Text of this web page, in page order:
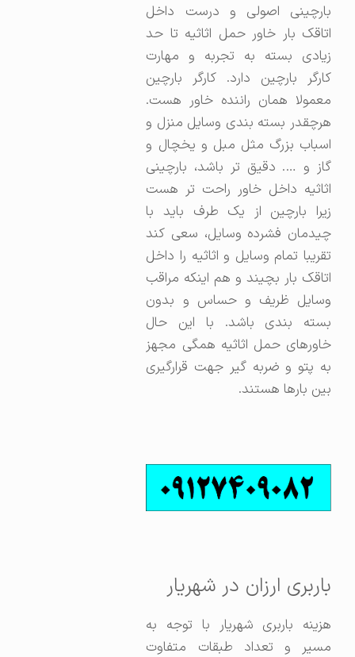
بارچینی اصولی و درست داخل
اتاقک بار خاور حمل اثاثیه تا حد
زیادی بسته به تجربه و مهارت
کارگر بارچین دارد. کارگر بارچین
معمولا همان راننده خاور هست.
هرچقدر بسته بندی وسایل منزل و
اسباب بزرگ مثل مبل و یخچال و
گاز و …. دقیق تر باشد، بارچینی
اثاثیه داخل خاور راحت تر هست
زیرا بارچین از یک طرف باید با
چیدمان فشرده وسایل، سعی کند
تقریبا تمام وسایل و اثاثیه را داخل
اتاقک بار بچیند و هم اینکه مراقب
وسایل ظریف و حساس و بدون
بسته بندی باشد. با این حال
خاورهای حمل اثاثیه همگی مجهز
به پتو و ضربه گیر جهت قرارگیری
بین بارها هستند.
باربری ارزان در شهریار
هزینه باربری شهریار با توجه به
مسیر و تعداد طبقات متفاوت